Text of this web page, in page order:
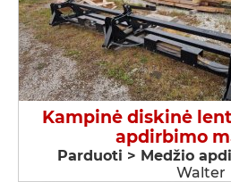
Kampinė diskinė
apdirbimo
Parduoti > Medžio
Walter